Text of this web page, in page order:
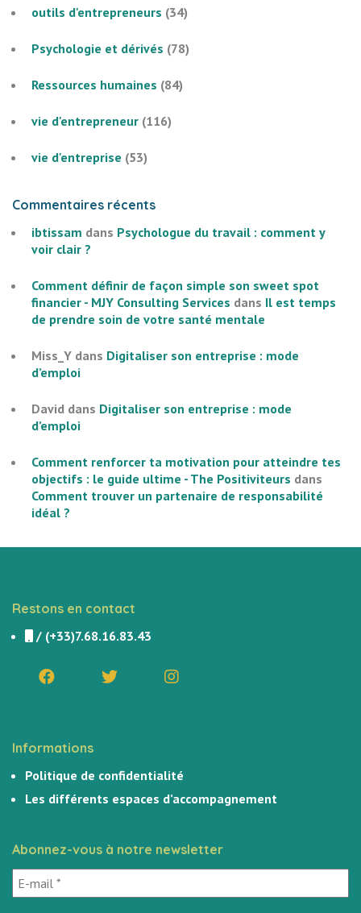
outils d'entrepreneurs (34)
Psychologie et dérivés (78)
Ressources humaines (84)
vie d'entrepreneur (116)
vie d'entreprise (53)
Commentaires récents
ibtissam dans Psychologue du travail : comment y
voir clair ?
Comment définir de façon simple son sweet spot
financier - MJY Consulting Services dans Il est temps
de prendre soin de votre santé mentale
Miss_Y dans Digitaliser son entreprise : mode
d’emploi
David dans Digitaliser son entreprise : mode
d’emploi
Comment renforcer ta motivation pour atteindre tes
objectifs : le guide ultime - The Positiviteurs dans
Comment trouver un partenaire de responsabilité
idéal ?
Restons en contact
/ (+33)7.68.16.83.43
Informations
Politique de confidentialité
Les différents espaces d’accompagnement
Abonnez-vous à notre newsletter